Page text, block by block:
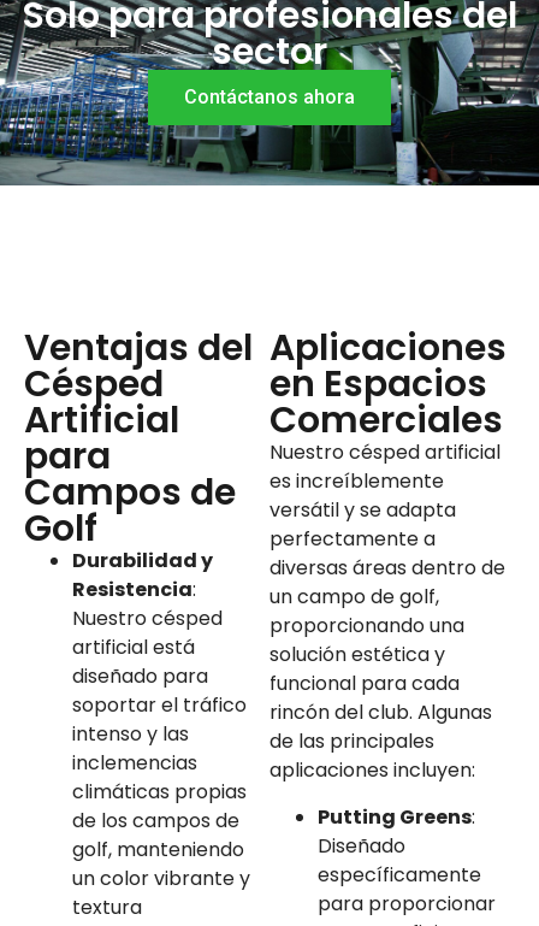
Solo para profesionales del
sector
Contáctanos ahora
Ventajas del
Césped
Artificial
para
Campos de
Golf
Durabilidad y
Resistencia:
Nuestro césped
artificial está
diseñado para
soportar el tráfico
intenso y las
inclemencias
climáticas propias
de los campos de
golf, manteniendo
un color vibrante y
textura
Aplicaciones
en Espacios
Comerciales
Nuestro césped artificial
es increíblemente
versátil y se adapta
perfectamente a
diversas áreas dentro de
un campo de golf,
proporcionando una
solución estética y
funcional para cada
rincón del club. Algunas
de las principales
aplicaciones incluyen:
Putting Greens:
Diseñado
específicamente
para proporcionar